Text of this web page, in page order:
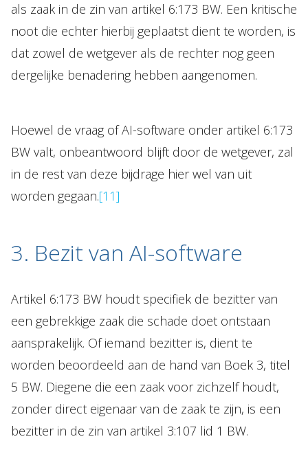
als zaak in de zin van artikel 6:173 BW. Een kritische
noot die echter hierbij geplaatst dient te worden, is
dat zowel de wetgever als de rechter nog geen
dergelijke benadering hebben aangenomen.
Hoewel de vraag of AI-software onder artikel 6:173
BW valt, onbeantwoord blijft door de wetgever, zal
in de rest van deze bijdrage hier wel van uit
worden gegaan.[11]
3. Bezit van AI-software
Artikel 6:173 BW houdt specifiek de bezitter van
een gebrekkige zaak die schade doet ontstaan
aansprakelijk. Of iemand bezitter is, dient te
worden beoordeeld aan de hand van Boek 3, titel
5 BW. Diegene die een zaak voor zichzelf houdt,
zonder direct eigenaar van de zaak te zijn, is een
bezitter in de zin van artikel 3:107 lid 1 BW.